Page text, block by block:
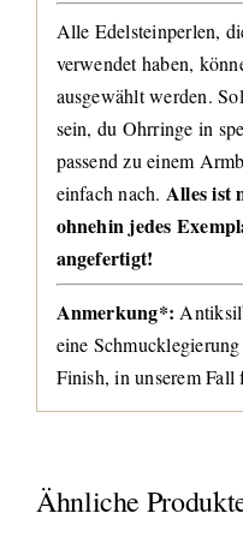
Alle Edelsteinperlen,
verwendet haben,
ausgewählt werden.
sein, du Ohrringe in
passend zu einem
einfach nach. Alles ist
ohnehin jedes
angefertigt!
Anmerkung*:
eine
Finish, in unserem
Ähnliche